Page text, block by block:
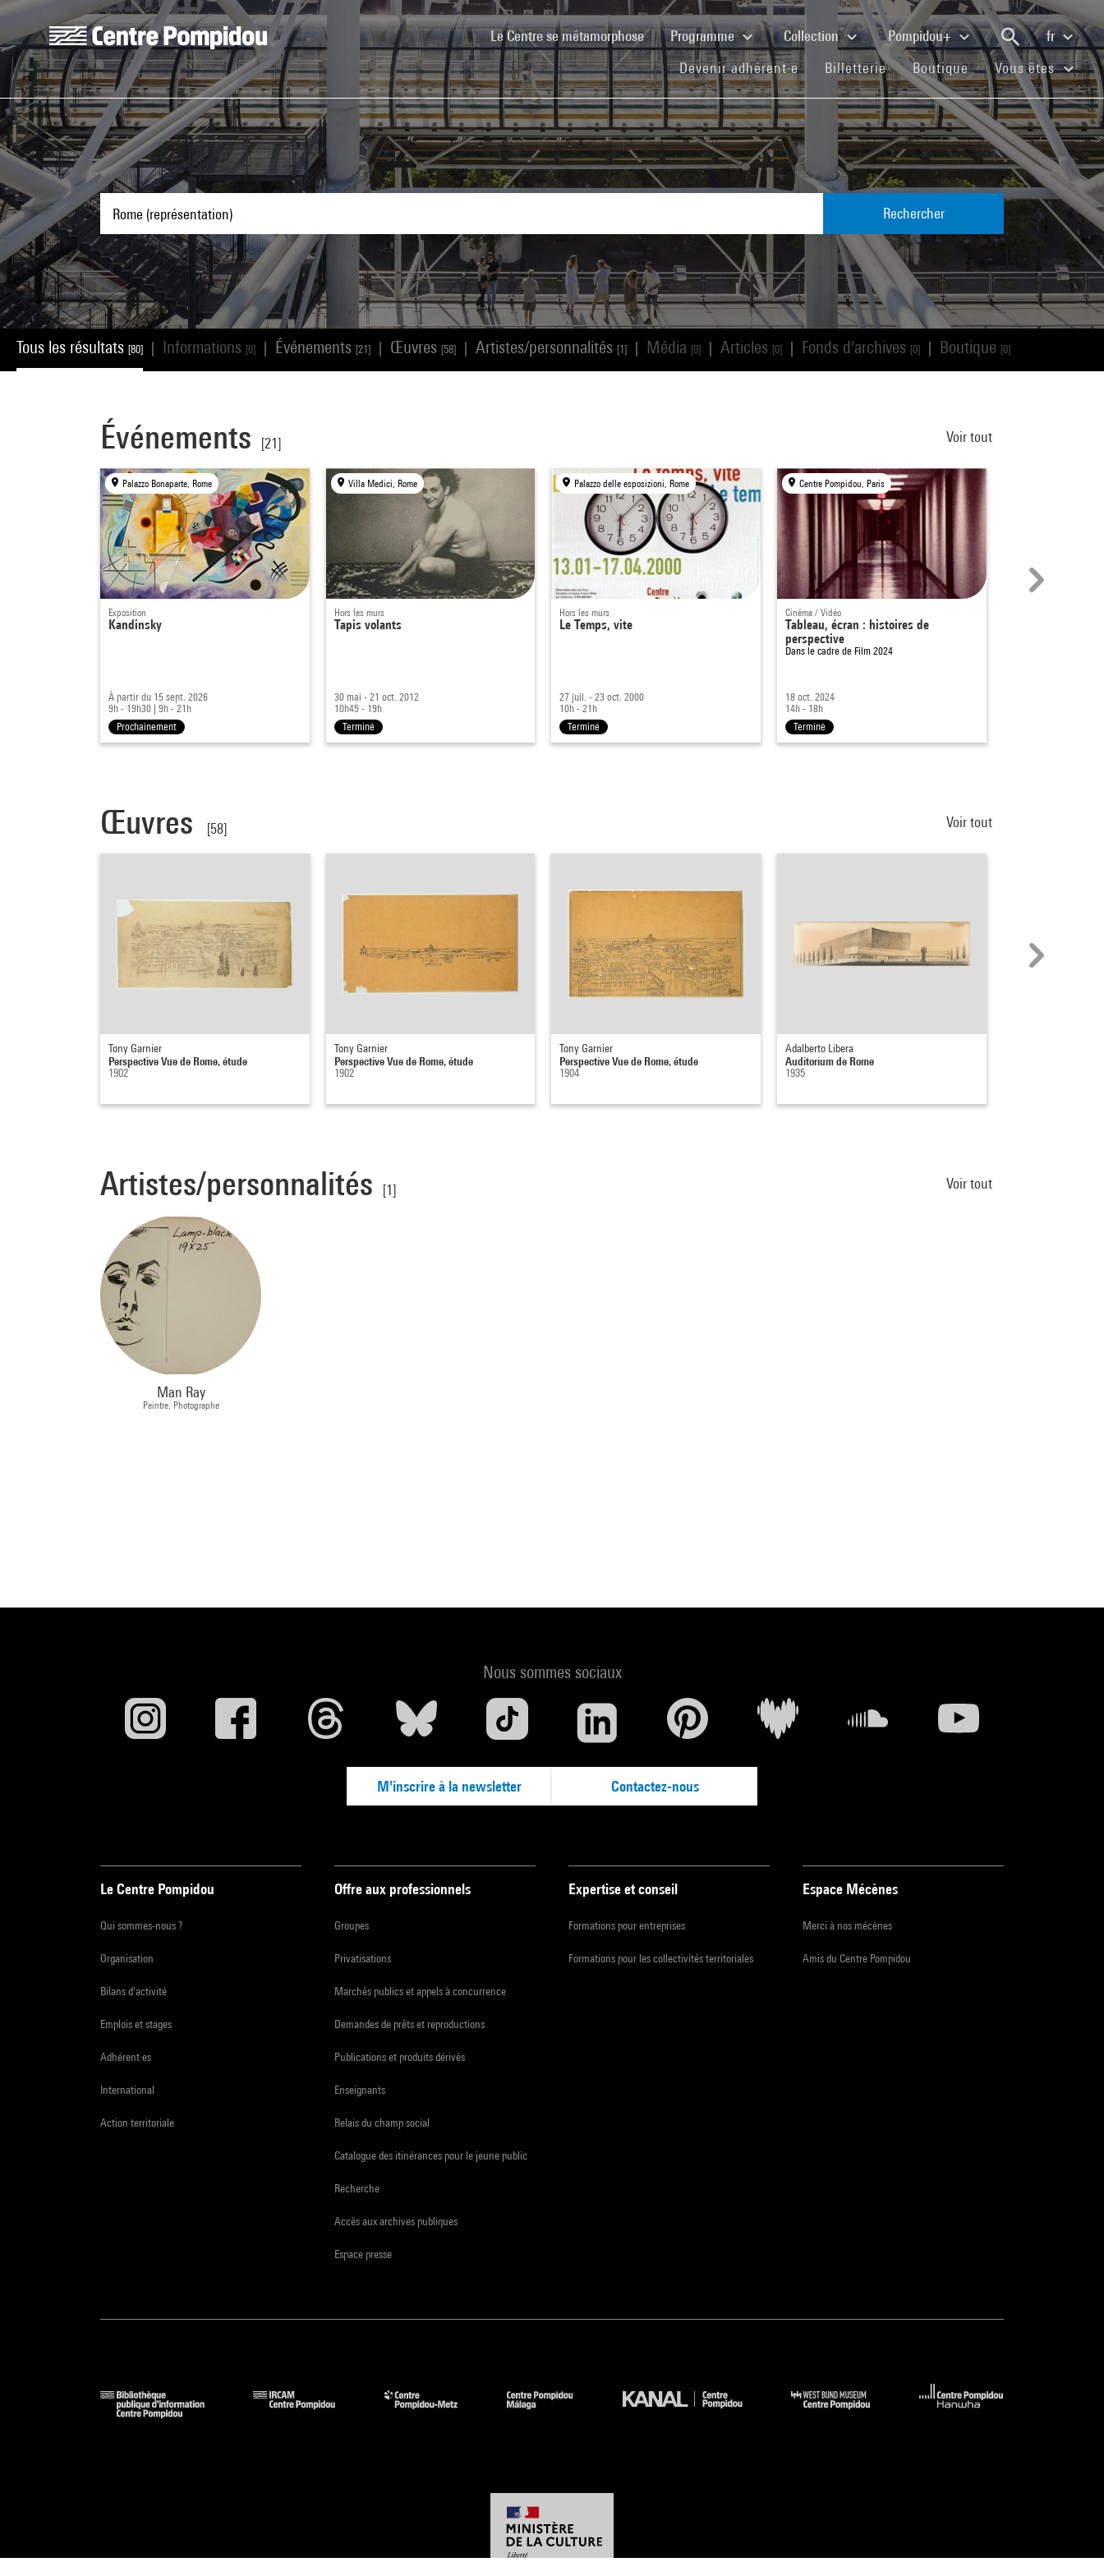
Aller au contenu principal
Centre Pompidou
Le Centre se métamorphose(current)Programme Collection Pompidou+
fr
Devenir adhérent·e(current)Billetterie(current)Boutique(current)Vous êtes
Rechercher
Tous les résultats [80] Informations [0] Événements [21] Œuvres [58] Artistes/personnalités [1] Média [0] Articles [0] Fonds d'archives [0] Boutique [0]
Événements [21] Voir tout
Palazzo Bonaparte, Rome
Exposition
Kandinsky
À partir du 15 sept. 2026
9h - 19h30 9h - 21h
Prochainement
Villa Medici, Rome
Hors les murs
Tapis volants
30 mai - 21 oct. 2012
10h45 - 19h
Terminé
Palazzo delle esposizioni, Rome
Hors les murs
Le Temps, vite
27 juil. - 23 oct. 2000
10h - 21h
Terminé
Centre Pompidou, Paris
Cinéma / Vidéo
Tableau, écran : histoires de
perspective
Dans le cadre de Film 2024
18 oct. 2024
14h - 18h
Terminé
Œuvres [58] Voir tout
Tony Garnier
Perspective Vue de Rome, étude
1902
Tony Garnier
Perspective Vue de Rome, étude
1902
Tony Garnier
Perspective Vue de Rome, étude
1904
Adalberto Libera
Auditorium de Rome
1935
Artistes/personnalités [1] Voir tout
Man Ray
Peintre, Photographe
Nous sommes sociaux
M'inscrire à la newsletter Contactez-nous
Le Centre Pompidou
Qui sommes-nous ?
Organisation
Bilans d'activité
Emplois et stages
Adhérent·es
International
Action territoriale
Offre aux professionnels
Groupes
Privatisations
Marchés publics et appels à concurrence
Demandes de prêts et reproductions
Publications et produits dérivés
Enseignants
Relais du champ social
Catalogue des itinérances pour le jeune public
Recherche
Accès aux archives publiques
Espace presse
Expertise et conseil
Formations pour entreprises
Formations pour les collectivités territoriales
Espace Mécènes
Merci à nos mécènes
Amis du Centre Pompidou